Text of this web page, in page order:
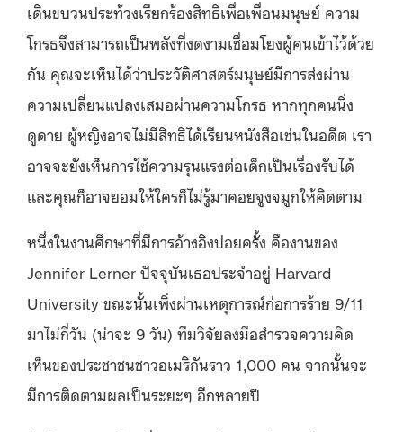
เดินขบวนประท้วงเรียกร้องสิทธิเพื่อเพื่อนมนุษย์ ความ
โกรธจึงสามารถเป็นพลังที่งดงามเชื่อมโยงผู้คนเข้าไว้ด้วย
กัน คุณจะเห็นได้ว่าประวัติศาสตร์มนุษย์มีการส่งผ่าน
ความเปลี่ยนแปลงเสมอผ่านความโกรธ หากทุกคนนิ่ง
ดูดาย ผู้หญิงอาจไม่มีสิทธิได้เรียนหนังสือเช่นในอดีต เรา
อาจจะยังเห็นการใช้ความรุนแรงต่อเด็กเป็นเรื่องรับได้
และคุณก็อาจยอมให้ใครก็ไม่รู้มาคอยจูงจมูกให้คิดตาม
หนึ่งในงานศึกษาที่มีการอ้างอิงบ่อยครั้ง คืองานของ
Jennifer Lerner ปัจจุบันเธอประจำอยู่ Harvard
University ขณะนั้นเพิ่งผ่านเหตุการณ์ก่อการร้าย 9/11
มาไม่กี่วัน (น่าจะ 9 วัน) ทีมวิจัยลงมือสำรวจความคิด
เห็นของประชาชนชาวอเมริกันราว 1,000 คน จากนั้นจะ
มีการติดตามผลเป็นระยะๆ อีกหลายปี